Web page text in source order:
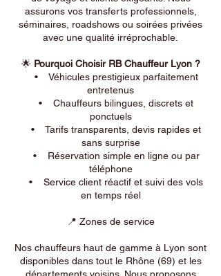
assurons vos transferts professionnels,
séminaires, roadshows ou soirées privées
avec une qualité irréprochable.
🌟 Pourquoi Choisir RB Chauffeur Lyon ?
• Véhicules prestigieux parfaitement
entretenus
• Chauffeurs bilingues, discrets et
ponctuels
• Tarifs transparents, devis rapides et
sans surprise
• Réservation simple en ligne ou par
téléphone
• Service client réactif et suivi des vols
en temps réel
📍 Zones de service
Nos chauffeurs haut de gamme à Lyon sont
disponibles dans tout le Rhône (69) et les